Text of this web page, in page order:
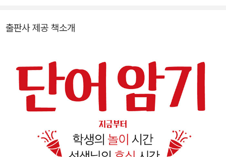
영단어'. 문의: iminia@naver.com
출판사 제공 책소개